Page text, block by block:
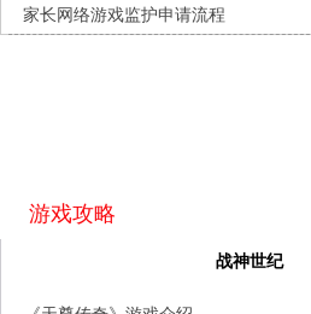
代号斩
每日新服
今日 10:00点
征服与荣耀
及其它功能不能正常使用的解决办法
家长网络游戏监护申请流程
游戏攻略
战神世纪